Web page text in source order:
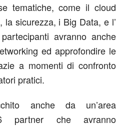
tematiche, come il cloud
la sicurezza, i Big Data, e l’
avranno anche
ed approfondire le
a momenti di confronto
pratici.
anche da un’area
partner che avranno